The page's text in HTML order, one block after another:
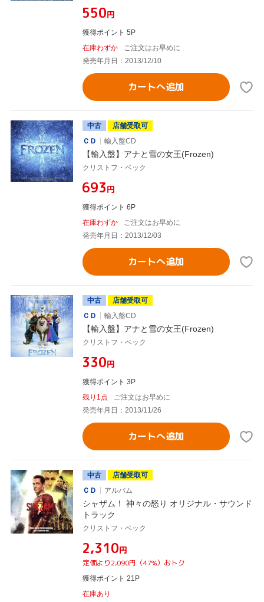
¥550円
獲得ポイント 5P
在庫わずか
ご注文はお早めに
発売年月日：2013/12/10
カートへ追加
中古
店舗受取可
ＣＤ
輸入盤CD
【輸入盤】アナと雪の女王(Frozen)
クリストフ・ベック
¥693円
獲得ポイント 6P
在庫わずか
ご注文はお早めに
発売年月日：2013/12/03
カートへ追加
中古
店舗受取可
ＣＤ
輸入盤CD
【輸入盤】アナと雪の女王(Frozen)
クリストフ・ベック
¥330円
獲得ポイント 3P
残り1点
ご注文はお早めに
発売年月日：2013/11/26
カートへ追加
中古
店舗受取可
ＣＤ
アルバム
シャザム！ 神々の怒り オリジナル・サウンド
トラック
クリストフ・ベック
¥2,310円
定価より2,090円（47%）おトク
獲得ポイント 21P
在庫あり